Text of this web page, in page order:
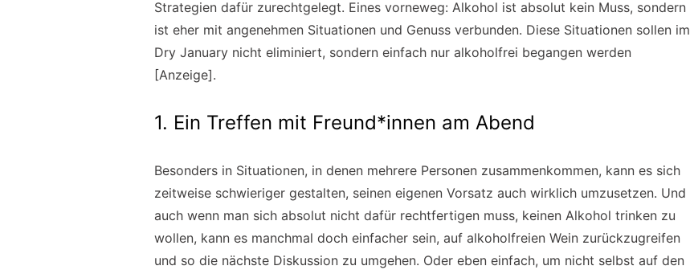
Strategien dafür zurechtgelegt. Eines vorneweg: Alkohol ist absolut kein Muss, sondern
ist eher mit angenehmen Situationen und Genuss verbunden. Diese Situationen sollen im
Dry January nicht eliminiert, sondern einfach nur alkoholfrei begangen werden
[Anzeige].
1. Ein Treffen mit Freund*innen am Abend
Besonders in Situationen, in denen mehrere Personen zusammenkommen, kann es sich
zeitweise schwieriger gestalten, seinen eigenen Vorsatz auch wirklich umzusetzen. Und
auch wenn man sich absolut nicht dafür rechtfertigen muss, keinen Alkohol trinken zu
wollen, kann es manchmal doch einfacher sein, auf alkoholfreien Wein zurückzugreifen
und so die nächste Diskussion zu umgehen. Oder eben einfach, um nicht selbst auf den